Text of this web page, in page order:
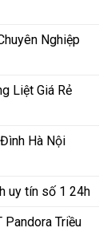
Nghiệp
Liệt Giá Rẻ
Hà Nội
uy tín số 1 24h
Pandora Triều